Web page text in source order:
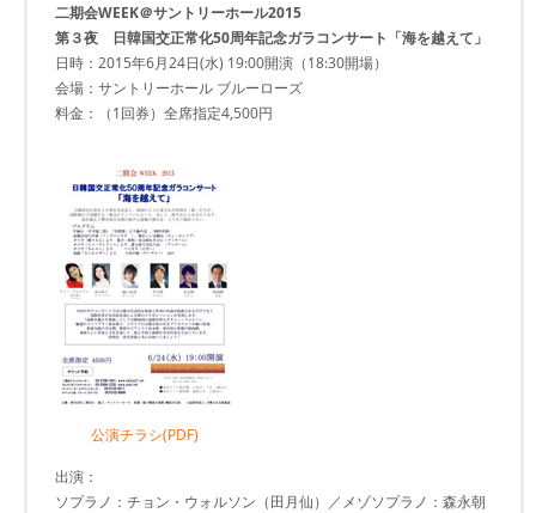
二期会WEEK＠サントリーホール2015
第３夜 日韓国交正常化50周年記念ガラコンサート「海を越えて」
日時：2015年6月24日(水) 19:00開演（18:30開場）
会場：サントリーホール ブルーローズ
料金：（1回券）全席指定4,500円
公演チラシ(PDF)
出演：
ソプラノ：チョン・ウォルソン（田月仙）／メゾソプラノ：森永朝